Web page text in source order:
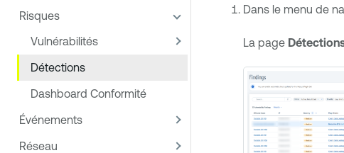
Risques
Vulnérabilités
Détections
Dashboard Conformité
Événements
Réseau
Dans le menu de
La page